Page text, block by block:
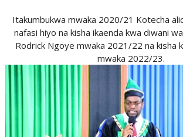
Itakumbukwa mwaka 2020/21 Kotecha
nafasi hiyo na kisha ikaenda kwa diwani
Rodrick Ngoye mwaka 2021/22 na kisha
mwaka 2022/23.